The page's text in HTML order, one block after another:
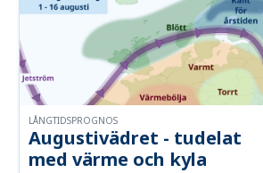
Augustivädret - tudelat
med värme och kyla
LÅNGTIDSPROGNOS